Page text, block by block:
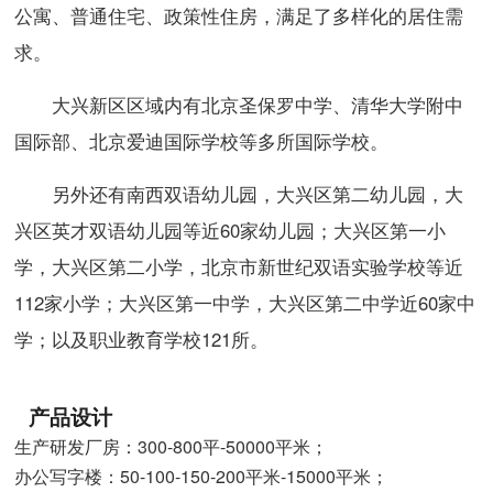
公寓、普通住宅、政策性住房，满足了多样化的居住需
求。
大兴新区区域内有北京圣保罗中学、清华大学附中
国际部、北京爱迪国际学校等多所国际学校。
另外还有南西双语幼儿园，大兴区第二幼儿园，大
兴区英才双语幼儿园等近60家幼儿园；大兴区第一小
学，大兴区第二小学，北京市新世纪双语实验学校等近
112家小学；大兴区第一中学，大兴区第二中学近60家中
学；以及职业教育学校121所。
产品设计
生产研发厂房：300-800平-50000平米；
办公写字楼：50-100-150-200平米-15000平米；